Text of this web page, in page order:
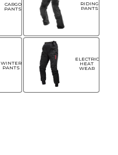
CARGO
PANTS
RIDING
PANTS
WINTER
PANTS
ELECTRIC
HEAT
WEAR